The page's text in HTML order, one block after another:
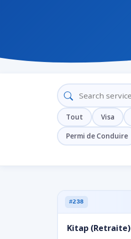
Tout Visa
Permi de Conduire
#238
Kitap (Retraite)